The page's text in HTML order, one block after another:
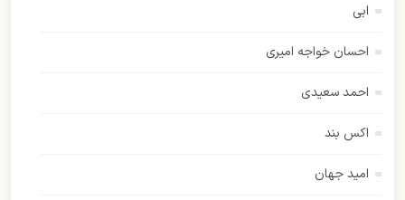
ابی
احسان خواجه امیری
احمد سعیدی
اکس بند
امید جهان